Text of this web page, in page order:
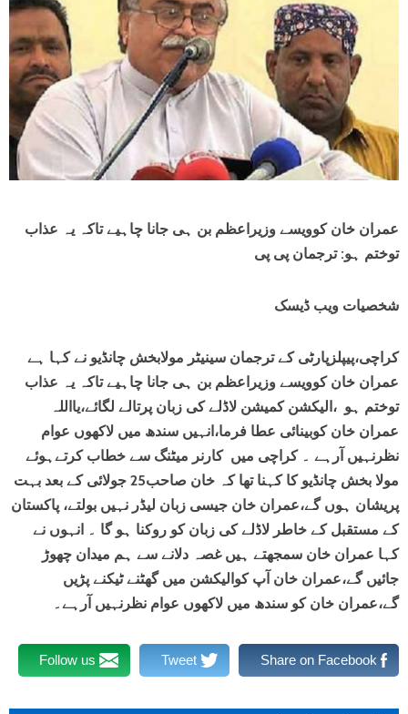
عمران خان کوویسے وزیراعظم بن ہی جانا چاہیے تاکہ یہ عذاب
توختم ہو: ترجمان پی پی
شخصیات ویب ڈیسک
کراچی،پیپلزپارٹی کے ترجمان سینیٹر مولابخش چانڈیو نے کہا ہے
عمران خان کوویسے وزیراعظم بن ہی جانا چاہیے تاکہ یہ عذاب
توختم ہو ،الیکشن کمیشن لاڈلے کی زبان پرتالے لگائے،یااللہ
عمران خان کوبینائی عطا فرما،انہیں سندھ میں لاکھوں عوام
نظرنہیں آرہے ۔ کراچی میں کارنر میٹنگ سے خطاب کرتےہوئے
مولا بخش چانڈیو کا کہنا تھا کہ خان صاحب25 جولائی کے بعد بہت
پریشان ہوں گے،عمران خان جیسی زبان لیڈر نہیں بولتے، پاکستان
کے مستقبل کے خاطر لاڈلے کی زبان کو روکنا ہو گا ۔ انہوں نے
کہا عمران خان سمجھتے ہیں غصہ دلانے سے ہم میدان چھوڑ
جائیں گے،عمران خان آپ کوالیکشن میں گھٹنے ٹیکنے پڑیں
گے،عمران خان کو سندھ میں لاکھوں عوام نظرنہیں آرہے۔
Share on Facebook
Tweet
Follow us